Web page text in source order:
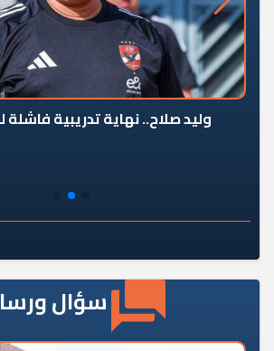
وليد صلاح.. نهاية تدريبية فاشلة
سؤال